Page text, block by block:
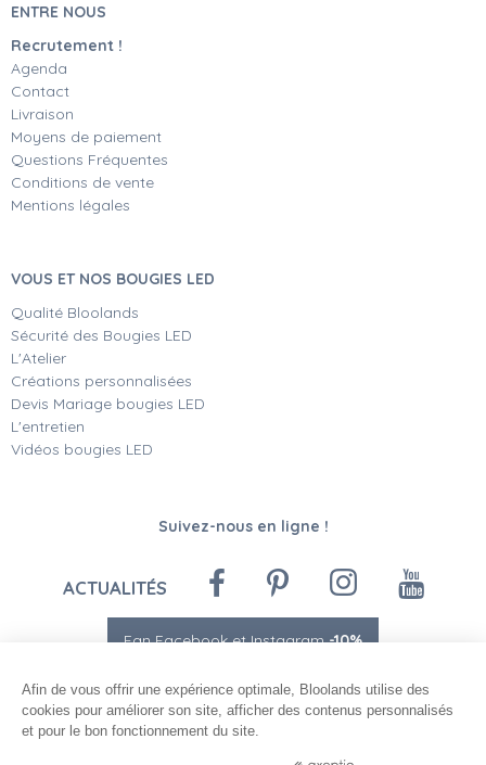
ENTRE NOUS
Recrutement !
Agenda
Contact
Livraison
Moyens de paiement
Questions Fréquentes
Conditions de vente
Mentions légales
VOUS ET NOS BOUGIES LED
Qualité Bloolands
Sécurité des Bougies LED
L'Atelier
Créations personnalisées
Devis Mariage bougies LED
L'entretien
Vidéos bougies LED
Suivez-nous en ligne !
ACTUALITÉS
Fan Facebook et Instagram-10%
Afin de vous offrir une expérience optimale, Bloolands utilise des
cookies pour améliorer son site, afficher des contenus personnalisés
et pour le bon fonctionnement du site.